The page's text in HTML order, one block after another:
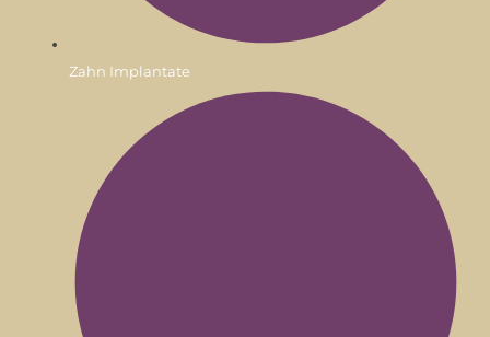
Zahn Implantate